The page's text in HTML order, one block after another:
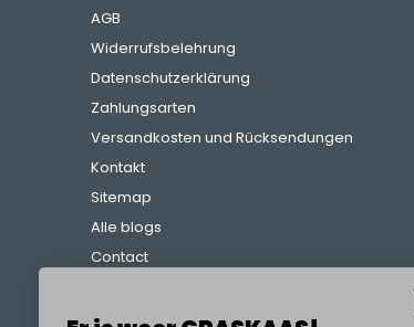
AGB
Widerrufsbelehrung
Datenschutzerklärung
Zahlungsarten
Versandkosten und Rücksendungen
Kontakt
Sitemap
Alle blogs
Contact
Referenzen